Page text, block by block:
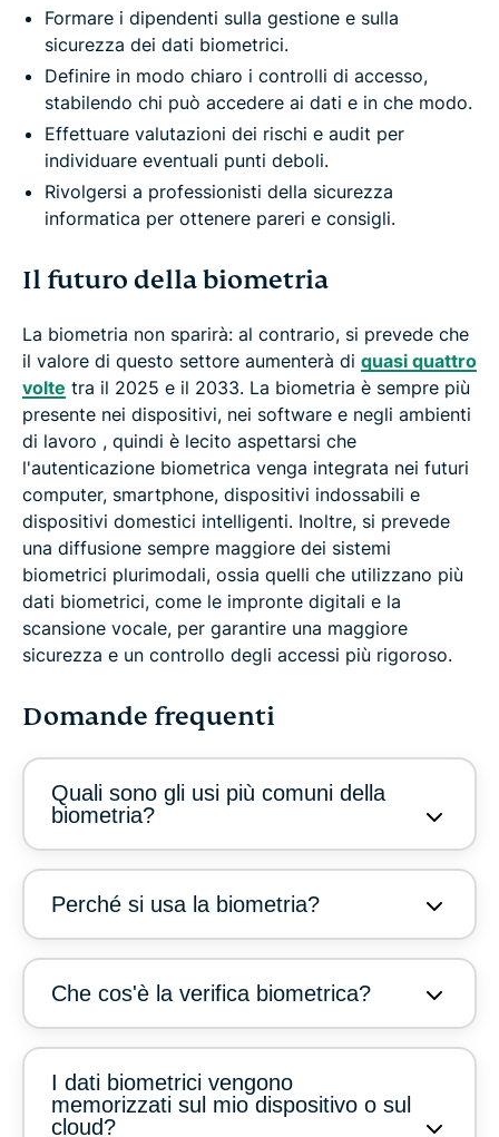
Formare i dipendenti sulla gestione e sulla
sicurezza dei dati biometrici.
Definire in modo chiaro i controlli di accesso,
stabilendo chi può accedere ai dati e in che modo.
Effettuare valutazioni dei rischi e audit per
individuare eventuali punti deboli.
Rivolgersi a professionisti della sicurezza
informatica per ottenere pareri e consigli.
Il futuro della biometria
La biometria non sparirà: al contrario, si prevede che
il valore di questo settore aumenterà di quasi quattro
volte tra il 2025 e il 2033. La biometria è sempre più
presente nei dispositivi, nei software e negli ambienti
di lavoro , quindi è lecito aspettarsi che
l'autenticazione biometrica venga integrata nei futuri
computer, smartphone, dispositivi indossabili e
dispositivi domestici intelligenti. Inoltre, si prevede
una diffusione sempre maggiore dei sistemi
biometrici plurimodali, ossia quelli che utilizzano più
dati biometrici, come le impronte digitali e la
scansione vocale, per garantire una maggiore
sicurezza e un controllo degli accessi più rigoroso.
Domande frequenti
Quali sono gli usi più comuni della
biometria?
Perché si usa la biometria?
Che cos'è la verifica biometrica?
I dati biometrici vengono
memorizzati sul mio dispositivo o sul
cloud?